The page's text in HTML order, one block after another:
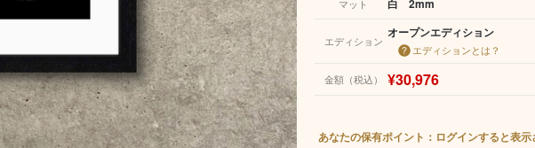
マット
白 2mm
エディション
オープンエディション
エディションとは？
金額（税込） ¥30,976
あなたの保有ポイント：ログインすると表示